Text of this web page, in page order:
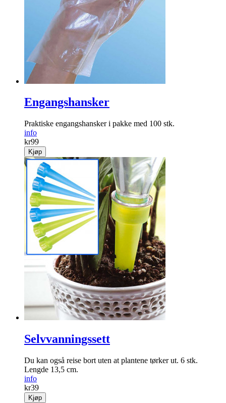
Engangshansker
Praktiske engangshansker i pakke med 100 stk.
info
kr99
Kjøp
Selvvanningssett
Du kan også reise bort uten at plantene tørker ut. 6 stk.
Lengde 13,5 cm.
info
kr39
Kjøp